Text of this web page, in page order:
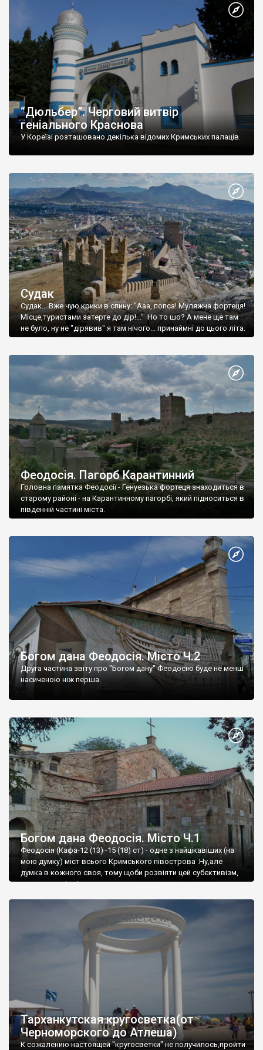
“Дюльбер”. Черговий витвір
геніального Краснова
У Кореїзі розташовано декілька відомих Кримських палаців.
Судак
Судак... Вже чую крики в спину: "Ааа, попса! Муляжна фортеця!
Місце,туристами затерте до дір!..." Но то шо? А мене ще там
не було, ну не "дірявив" я там нічого... принаймні до цього літа.
Феодосія. Пагорб Карантинний
Головна памятка Феодосії - Генуезька фортеця знаходиться в
старому районі - на Карантинному пагорбі, який підноситься в
південній частині міста.
Богом дана Феодосія. Місто Ч.2
Друга частина звіту про "Богом дану" Феодосію буде не менш
насиченою ніж перша.
Богом дана Феодосія. Місто Ч.1
Феодосія (Кафа-12 (13) -15 (18) ст) - одне з найцікавіших (на
мою думку) міст всього Кримського півострова .Ну,але
думка в кожного своя, тому щоби розвіяти цей субєктивізм,
запрошую відвідати це
Тарханкутская кругосветка(от
Черноморского до Атлеша)
К сожалению настоящей "кругосветки" не получилось,пройти